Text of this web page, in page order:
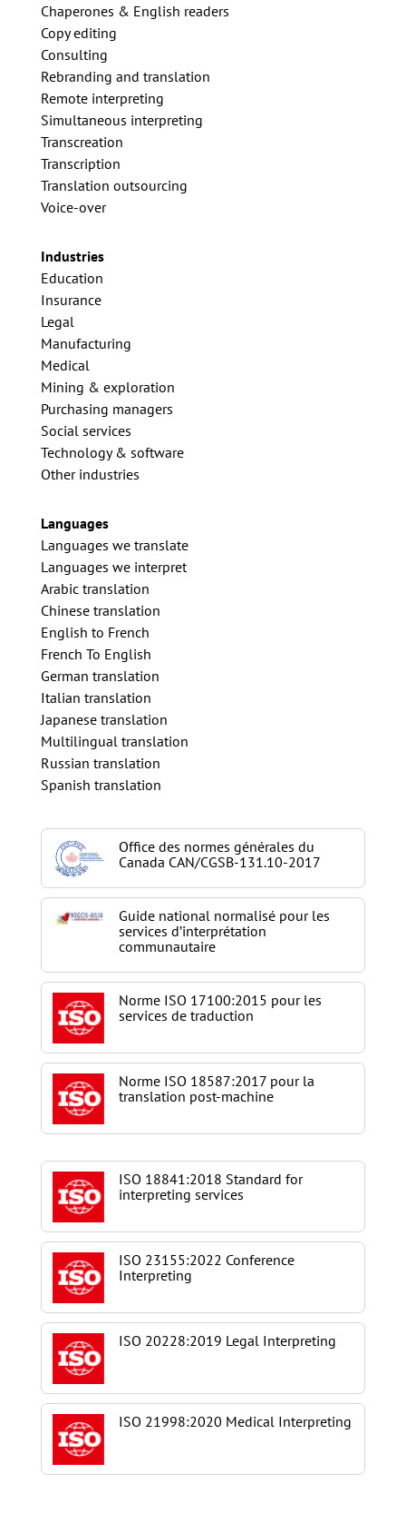
Chaperones & English readers
Copy editing
Consulting
Rebranding and translation
Remote interpreting
Simultaneous interpreting
Transcreation
Transcription
Translation outsourcing
Voice-over
Industries
Education
Insurance
Legal
Manufacturing
Medical
Mining & exploration
Purchasing managers
Social services
Technology & software
Other industries
Languages
Languages we translate
Languages we interpret
Arabic translation
Chinese translation
English to French
French To English
German translation
Italian translation
Japanese translation
Multilingual translation
Russian translation
Spanish translation
Office des normes générales du
Canada CAN/CGSB-131.10-2017
Guide national normalisé pour les
services d’interprétation
communautaire
Norme ISO 17100:2015 pour les
services de traduction
Norme ISO 18587:2017 pour la
translation post-machine
ISO 18841:2018 Standard for
interpreting services
ISO 23155:2022 Conference
Interpreting
ISO 20228:2019 Legal Interpreting
ISO 21998:2020 Medical Interpreting